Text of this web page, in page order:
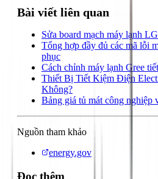
Bài viết liên quan
Sửa board mạch máy lạnh
Tổng hợp đầy đủ các mã lỗi
phục
Cách chỉnh máy lạnh Gree
Thiết Bị Tiết Kiệm Điện
Không?
Bảng giá tủ mát công nghiệp
Nguồn tham khảo
energy.gov
Đọc thêm